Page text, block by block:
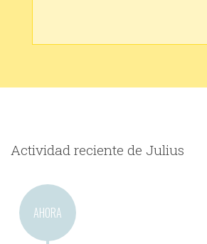
Actividad reciente de Julius
AHORA